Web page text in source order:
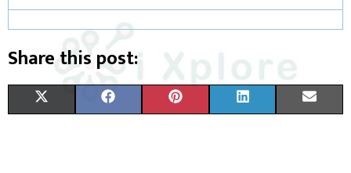
Share this post: